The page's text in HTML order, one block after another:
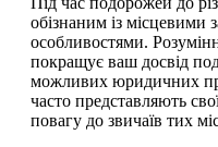
обізнаним із місцевими
особливостями.
покращує ваш досвід
можливих юридичних
часто представляють
повагу до звичаїв тих